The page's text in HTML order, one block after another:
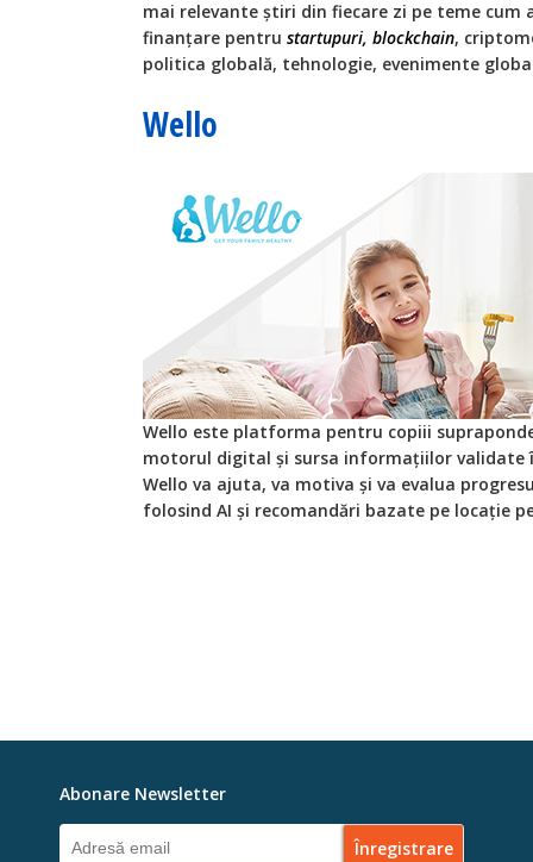
mai relevante știri din fiecare zi pe teme
finanțare pentru startupuri, blockchain,
politica globală, tehnologie, evenimente
Wello
Wello este platforma pentru copiii
motorul digital și sursa informațiilor validate
Wello va ajuta, va motiva și va evalua
folosind AI și recomandări bazate pe locație
Abonare Newsletter